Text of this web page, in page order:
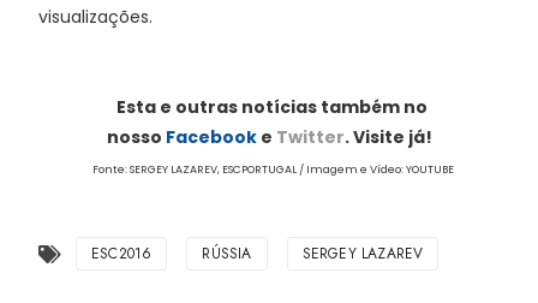
visualizações.
Esta e outras notícias também no
nosso Facebooke Twitter. Visite já!
Fonte: SERGEY LAZAREV, ESCPORTUGAL / Imagem e Vídeo: YOUTUBE
ESC2016 RÚSSIA SERGEY LAZAREV